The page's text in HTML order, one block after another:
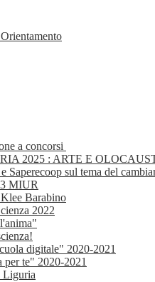
a concorsi
2025 : ARTE E
Saperecoop sul tema del
MIUR
Barabino
2022
digitale" 2020-2021
per te" 2020-2021
Liguria